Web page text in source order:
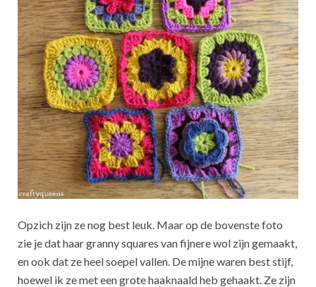
Opzich zijn ze nog best leuk. Maar op de bovenste foto
zie je dat haar granny squares van fijnere wol zijn gemaakt,
en ook dat ze heel soepel vallen. De mijne waren best stijf,
hoewel ik ze met een grote haaknaald heb gehaakt. Ze zijn